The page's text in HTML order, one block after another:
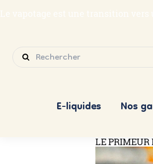
E-liquides Nos
LE